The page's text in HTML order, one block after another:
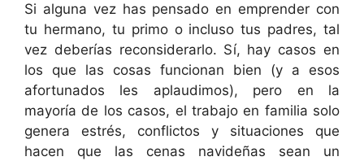
Si alguna vez has pensado en emprender con
tu hermano, tu primo o incluso tus padres, tal
vez deberías reconsiderarlo. Sí, hay casos en
los que las cosas funcionan bien (y a esos
afortunados les aplaudimos), pero en la
mayoría de los casos, el trabajo en familia solo
genera estrés, conflictos y situaciones que
hacen que las cenas navideñas sean un